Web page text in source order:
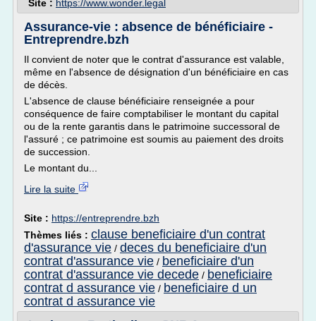
Site : https://www.wonder.legal
Assurance-vie : absence de bénéficiaire -
Entreprendre.bzh
Il convient de noter que le contrat d'assurance est valable,
même en l'absence de désignation d'un bénéficiaire en cas
de décès.
L'absence de clause bénéficiaire renseignée a pour
conséquence de faire comptabiliser le montant du capital
ou de la rente garantis dans le patrimoine successoral de
l'assuré ; ce patrimoine est soumis au paiement des droits
de succession.
Le montant du...
Lire la suite
Site : https://entreprendre.bzh
Thèmes liés : clause beneficiaire d'un contrat
d'assurance vie / deces du beneficiaire d'un
contrat d'assurance vie / beneficiaire d'un
contrat d'assurance vie decede / beneficiaire
contrat d assurance vie / beneficiaire d un
contrat d assurance vie